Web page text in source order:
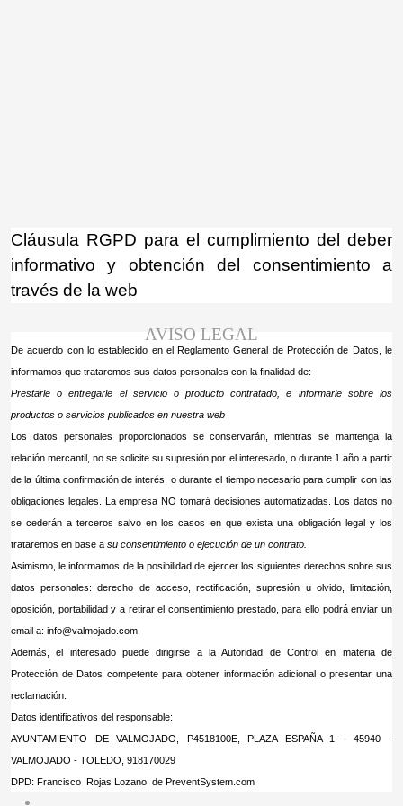
Cláusula RGPD para el cumplimiento del deber
informativo y obtención del consentimiento a
través de la web
AVISO LEGAL
De acuerdo con lo establecido en el Reglamento General de Protección de Datos, le
informamos que trataremos sus datos personales con la finalidad de:
Prestarle o entregarle el servicio o producto contratado, e informarle sobre los
productos o servicios publicados en nuestra web
Los datos personales proporcionados se conservarán, mientras se mantenga la
relación mercantil, no se solicite su supresión por el interesado, o durante 1 año a partir
de la última confirmación de interés, o durante el tiempo necesario para cumplir con las
obligaciones legales. La empresa NO tomará decisiones automatizadas. Los datos no
se cederán a terceros salvo en los casos en que exista una obligación legal y los
trataremos en base a su consentimiento o ejecución de un contrato
Asimismo, le informamos de la posibilidad de ejercer los siguientes derechos sobre sus
datos personales: derecho de acceso, rectificación, supresión u olvido, limitación,
oposición, portabilidad y a retirar el consentimiento prestado, para ello podrá enviar un
email a: info@valmojado.com
Además, el interesado puede dirigirse a la Autoridad de Control en materia de
Protección de Datos competente para obtener información adicional o presentar una
reclamación.
Datos identificativos del responsable:
AYUNTAMIENTO DE VALMOJADO, P4518100E, PLAZA ESPAÑA 1 - 45940 -
VALMOJADO - TOLEDO, 918170029
DPD: Francisco Rojas Lozano de PreventSystem.com